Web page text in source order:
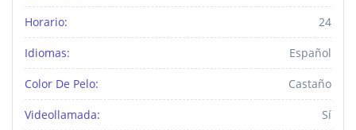
Horario: 24
Idiomas: Español
Color De Pelo: Castaño
Videollamada: Sí